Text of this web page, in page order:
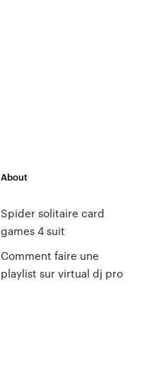
About
Spider solitaire card
games 4 suit
Comment faire une
playlist sur virtual dj pro